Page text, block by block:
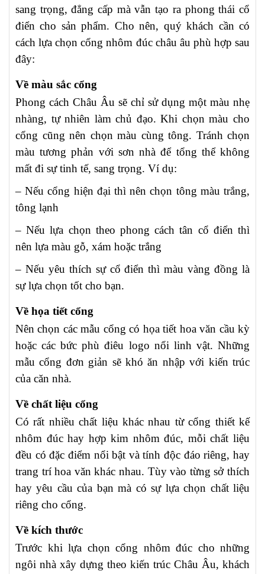
sang trọng, đẳng cấp mà vẫn tạo ra phong thái cổ
điển cho sản phẩm. Cho nên, quý khách cần có
cách lựa chọn cổng nhôm đúc châu âu phù hợp sau
đây:
Về màu sắc cổng
Phong cách Châu Âu sẽ chỉ sử dụng một màu nhẹ
nhàng, tự nhiên làm chủ đạo. Khi chọn màu cho
cổng cũng nên chọn màu cùng tông. Tránh chọn
màu tương phản với sơn nhà để tổng thể không
mất đi sự tinh tế, sang trọng. Ví dụ:
– Nếu cổng hiện đại thì nên chọn tông màu trắng,
tông lạnh
– Nếu lựa chọn theo phong cách tân cổ điển thì
nên lựa màu gỗ, xám hoặc trắng
– Nếu yêu thích sự cổ điển thì màu vàng đồng là
sự lựa chọn tốt cho bạn.
Về họa tiết cổng
Nên chọn các mẫu cổng có họa tiết hoa văn cầu kỳ
hoặc các bức phù điêu logo nổi linh vật. Những
mẫu cổng đơn giản sẽ khó ăn nhập với kiến trúc
của căn nhà.
Về chất liệu cổng
Có rất nhiều chất liệu khác nhau từ cổng thiết kế
nhôm đúc hay hợp kim nhôm đúc, mỗi chất liệu
đều có đặc điểm nổi bật và tính độc đáo riêng, hay
trang trí hoa văn khác nhau. Tùy vào từng sở thích
hay yêu cầu của bạn mà có sự lựa chọn chất liệu
riêng cho cổng.
Về kích thước
Trước khi lựa chọn cổng nhôm đúc cho những
ngôi nhà xây dựng theo kiến trúc Châu Âu, khách